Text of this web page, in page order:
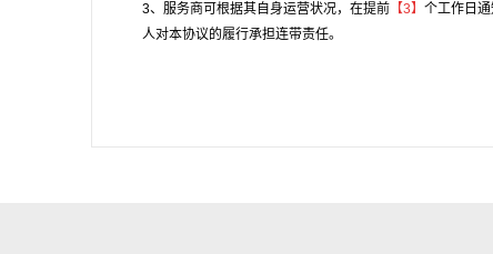
3、服务商可根据其自身运营状况，在提前 【3】 个工作日
人对本协议的履行承担连带责任。